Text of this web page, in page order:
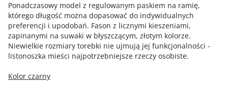
Ponadczasowy model z regulowanym paskiem na ramię,
którego długość można dopasować do indywidualnych
preferencji i upodobań. Fason z licznymi kieszeniami,
zapinanymi na suwaki w błyszczącym, złotym kolorze.
Niewielkie rozmiary torebki nie ujmują jej funkcjonalności -
listonoszka mieści najpotrzebniejsze rzeczy osobiste.
Kolor czarny